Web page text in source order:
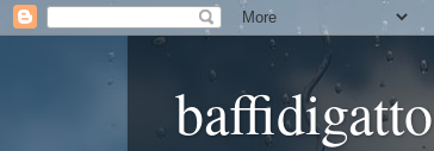
baffidigatto